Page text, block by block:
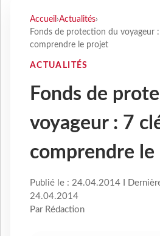
Accueil ›Actualités›
Fonds de protection du voyageur
comprendre le projet
ACTUALITÉS
Fonds de
voyageur : 7
comprendre
Publié le : 24.04.2014 I
24.04.2014
Par Rédaction